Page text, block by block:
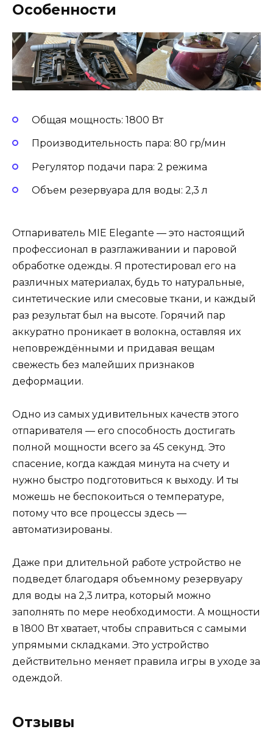
Особенности
Общая мощность: 1800 Вт
Производительность пара: 80 гр/мин
Регулятор подачи пара: 2 режима
Объем резервуара для воды: 2,3 л
Отпариватель MIE Elegante — это настоящий
профессионал в разглаживании и паровой
обработке одежды. Я протестировал его на
различных материалах, будь то натуральные,
синтетические или смесовые ткани, и каждый
раз результат был на высоте. Горячий пар
аккуратно проникает в волокна, оставляя их
неповреждёнными и придавая вещам
свежесть без малейших признаков
деформации.
Одно из самых удивительных качеств этого
отпаривателя — его способность достигать
полной мощности всего за 45 секунд. Это
спасение, когда каждая минута на счету и
нужно быстро подготовиться к выходу. И ты
можешь не беспокоиться о температуре,
потому что все процессы здесь —
автоматизированы.
Даже при длительной работе устройство не
подведет благодаря объемному резервуару
для воды на 2,3 литра, который можно
заполнять по мере необходимости. А мощности
в 1800 Вт хватает, чтобы справиться с самыми
упрямыми складками. Это устройство
действительно меняет правила игры в уходе за
одеждой.
Отзывы